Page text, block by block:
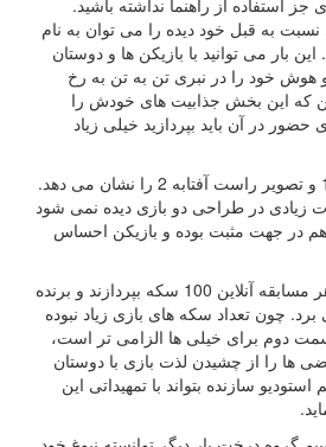
استفاده از راهنما نداشته باشید.
نسبت به قبل خود دیده را می توان به نام
بار می توانید با بازیکن ها و دوستان
هوش خود را در نبری تن به تن به رخ
که این بخش جذابیت های خودش را
حضور در آن باید بپردازید خیلی زیاد
تصویر سمت چپ آفتابه 1 و تصویر راست آفتابه 2 را نشان می دهد.
زیادی در طراحی دو بازی دیده نمی شود
در جهت مثبت بوده و بازیکن احساس
بازیکن ها مجبورند برای هر مسابقه آنلاین 100 سکه بپردازند و برنده
180 سکه می برد. چون تعداد سکه های بازی زیاد نبوده
دوم برای خیلی ها الزامی تر است،
ها را از چشیدن لذت بازی با دوستان
سازنده بتواند با تمهیداتی این